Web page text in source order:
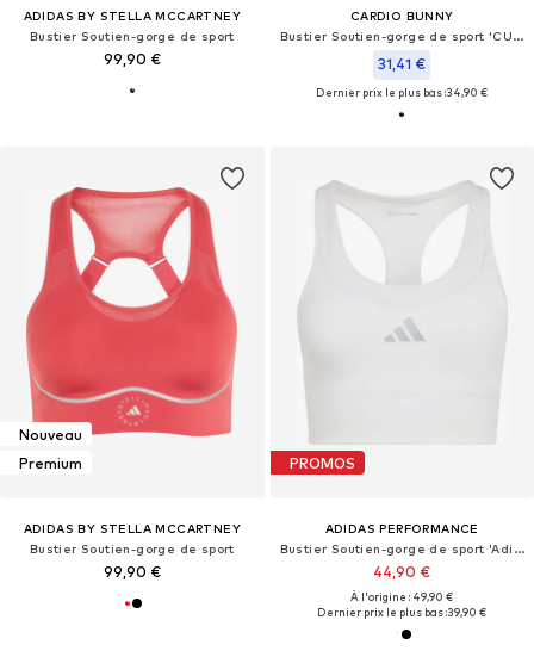
ADIDAS BY STELLA MCCARTNEY
Bustier Soutien-gorge de sport
99,90 €
CARDIO BUNNY
Bustier Soutien-gorge de sport 'CUT SCULPT'
31,41 €
Dernier prix le plus bas :34,90 €
Nouveau
Premium
ADIDAS BY STELLA MCCARTNEY
Bustier Soutien-gorge de sport
99,90 €
PROMOS
ADIDAS PERFORMANCE
Bustier Soutien-gorge de sport 'Adi365'
44,90 €
À l'origine : 49,90 €
Dernier prix le plus bas :39,90 €